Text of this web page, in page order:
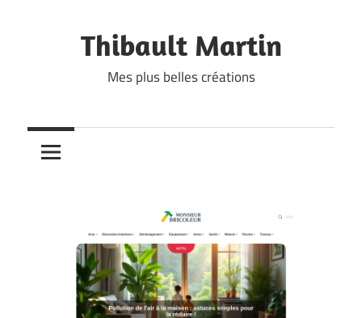
Thibault Martin
Mes plus belles créations